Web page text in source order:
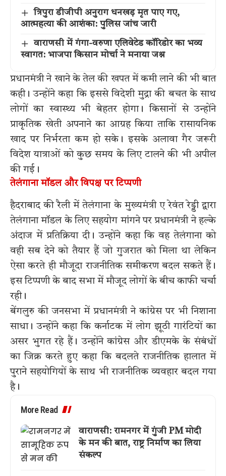
त्रिपुरा डीजीपी अनुराग धनखड़ मृत पाए गए,
आत्महत्या की आशंका: पुलिस जांच जारी
वाराणसी में गंगा-वरुणा एलिवेटेड कॉरिडोर का भव्य
स्वागत: भाजपा किसान मोर्चा ने मनाया जश्न
प्रधानमंत्री ने खाने के तेल की खपत में कमी लाने की भी बात
कही। उन्होंने कहा कि इससे विदेशी मुद्रा की बचत के साथ
लोगों का स्वास्थ्य भी बेहतर होगा। किसानों से उन्होंने
प्राकृतिक खेती अपनाने का आग्रह किया ताकि रासायनिक
खाद पर निर्भरता कम हो सके। इसके अलावा गैर जरूरी
विदेश यात्राओं को कुछ समय के लिए टालने की भी अपील
की गई।
तेलंगाना मॉडल और विपक्ष पर टिप्पणी
हैदराबाद की रैली में तेलंगाना के मुख्यमंत्री ए रेवंत रेड्डी द्वारा
तेलंगाना मॉडल के लिए सहयोग मांगने पर प्रधानमंत्री ने हल्के
अंदाज में प्रतिक्रिया दी। उन्होंने कहा कि वह तेलंगाना को
वही सब देने को तैयार हैं जो गुजरात को मिला था लेकिन
ऐसा करते ही मौजूदा राजनीतिक समीकरण बदल सकते हैं।
इस टिप्पणी के बाद सभा में मौजूद लोगों के बीच काफी चर्चा
रही।
बेंगलुरु की जनसभा में प्रधानमंत्री ने कांग्रेस पर भी निशाना
साधा। उन्होंने कहा कि कर्नाटक में लोग झूठी गारंटियों का
असर भुगत रहे हैं। उन्होंने कांग्रेस और डीएमके के संबंधों
का जिक्र करते हुए कहा कि बदलते राजनीतिक हालात में
पुराने सहयोगियों के साथ भी राजनीतिक व्यवहार बदल गया
है।
More Read
वाराणसी: रामनगर में गुंजी PM मोदी
के मन की बात, राष्ट्र निर्माण का लिया
संकल्प